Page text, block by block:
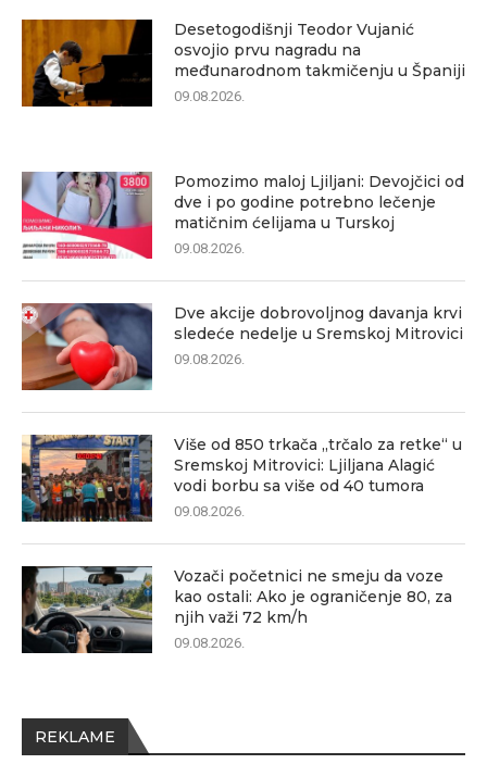
Desetogodišnji Teodor Vujanić
osvojio prvu nagradu na
međunarodnom takmičenju u Španiji
09.08.2026.
Pomozimo maloj Ljiljani: Devojčici od
dve i po godine potrebno lečenje
matičnim ćelijama u Turskoj
09.08.2026.
Dve akcije dobrovoljnog davanja krvi
sledeće nedelje u Sremskoj Mitrovici
09.08.2026.
Više od 850 trkača „trčalo za retke“ u
Sremskoj Mitrovici: Ljiljana Alagić
vodi borbu sa više od 40 tumora
09.08.2026.
Vozači početnici ne smeju da voze
kao ostali: Ako je ograničenje 80, za
njih važi 72 km/h
09.08.2026.
REKLAME